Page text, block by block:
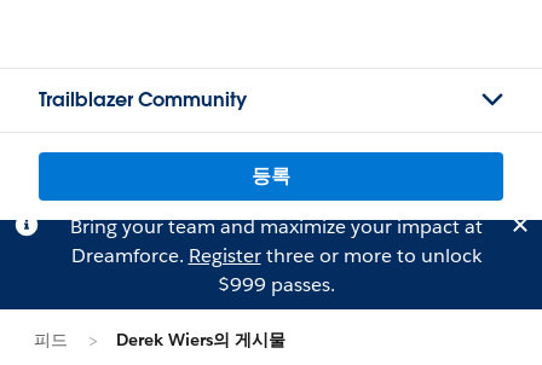
Trailblazer Community
등록
Bring your team and maximize your impact at
Dreamforce. Registerthree or more to unlock
$999 passes.
피드 Derek Wiers의 게시물